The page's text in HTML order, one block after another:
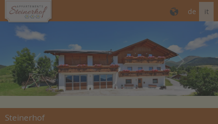
de it
Steinerhof